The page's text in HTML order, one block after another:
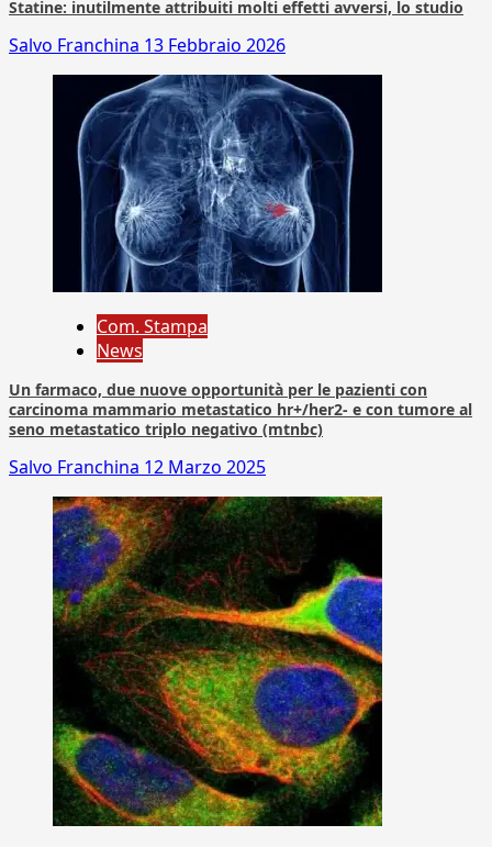
Statine: inutilmente attribuiti molti effetti avversi, lo studio
Salvo Franchina 13 Febbraio 2026
Com. Stampa
News
Un farmaco, due nuove opportunità per le pazienti con
carcinoma mammario metastatico hr+/her2- e con tumore al
seno metastatico triplo negativo (mtnbc)
Salvo Franchina 12 Marzo 2025